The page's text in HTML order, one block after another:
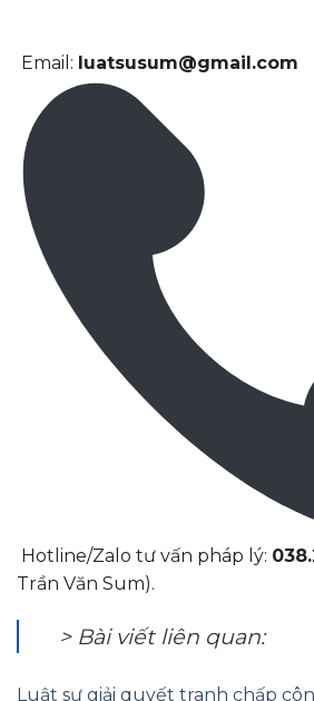
Email: luatsusum@gmail.com
Hotline/Zalo tư vấn pháp lý:
Trần Văn Sum).
> Bài viết liên quan:
Luật sư giải quyết tranh chấp